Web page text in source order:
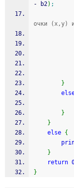
- b2) ;
очки (x,y) и
}
}
}
else {
}
return
}